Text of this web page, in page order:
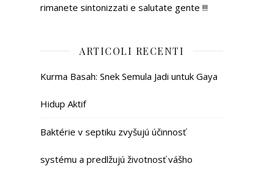
rimanete sintonizzati e salutate gente !!!
ARTICOLI RECENTI
Kurma Basah: Snek Semula Jadi untuk Gaya
Hidup Aktif
Baktérie v septiku zvyšujú účinnosť
systému a predlžujú životnosť vášho